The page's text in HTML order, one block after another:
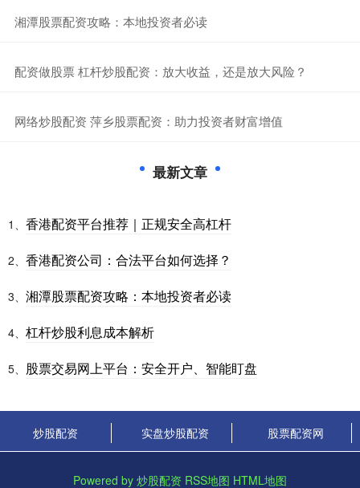
​湘潭股票配资攻略：本地投资者必读
​配资做股票 杠杆炒股配资：放大收益，还是放大风险？
​网络炒股配资 萍乡股票配资：助力投资者财富增值
最新文章
1、 香港配资平台推荐｜正规安全高杠杆
2、 香港配资公司：合法平台如何选择？
3、 湘潭股票配资攻略：本地投资者必读
4、 杠杆炒股利息成本解析
5、 股票交易网上平台：安全开户、智能盯盘
炒股配资 实盘炒股配资 股票配资网
Powered by 炒股配资 RSS地图 HTML地图